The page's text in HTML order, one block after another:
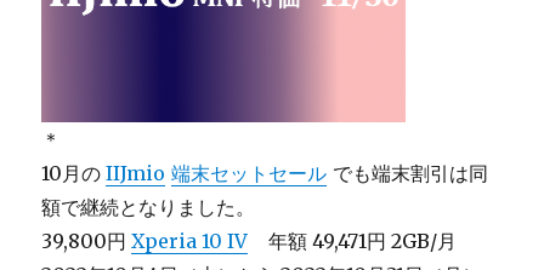
＊
10月のIIJmio 端末セットセール でも端末割引は同
額で継続となりました。
39,800円Xperia 10 IV 年額 49,471円 2GB/月